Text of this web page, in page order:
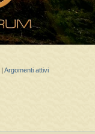
Argomenti attivi